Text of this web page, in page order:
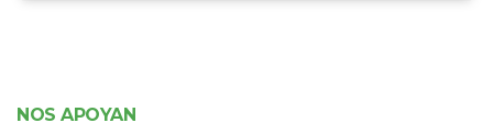
NOS APOYAN